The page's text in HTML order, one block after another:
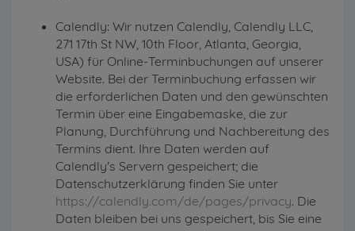
Calendly: Wir nutzen Calendly, Calendly LLC,
271 17th St NW, 10th Floor, Atlanta, Georgia,
USA) für Online-Terminbuchungen auf unserer
Website. Bei der Terminbuchung erfassen wir
die erforderlichen Daten und den gewünschten
Termin über eine Eingabemaske, die zur
Planung, Durchführung und Nachbereitung des
Termins dient. Ihre Daten werden auf
Calendly's Servern gespeichert; die
Datenschutzerklärung finden Sie unter
https://calendly.com/de/pages/privacy. Die
Daten bleiben bei uns gespeichert, bis Sie eine